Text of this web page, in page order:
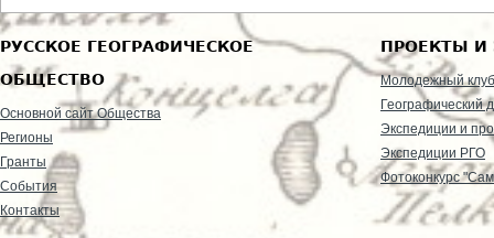
РУССКОЕ ГЕОГРАФИЧЕСКОЕ
ОБЩЕСТВО
Основной сайт Общества
Регионы
Гранты
События
Контакты
ПРОЕКТЫ И
Молодежный клуб
Географический
Экспедиции и
Экспедиции РГО
Фотоконкурс